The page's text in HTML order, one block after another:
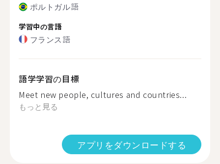
ポルトガル語
学習中の言語
フランス語
語学学習の目標
Meet new people, cultures and countries...
もっと見る
アプリをダウンロードする